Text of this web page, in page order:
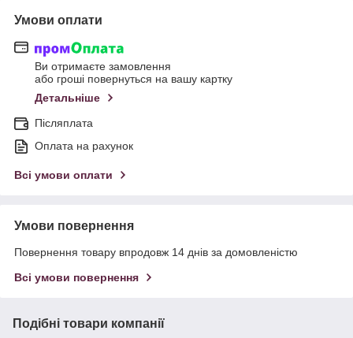
Умови оплати
Ви отримаєте замовлення
або гроші повернуться на вашу картку
Детальніше
Післяплата
Оплата на рахунок
Всі умови оплати
Умови повернення
Повернення товару впродовж 14 днів за домовленістю
Всі умови повернення
Подібні товари компанії